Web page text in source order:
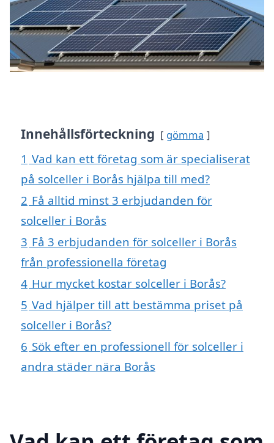
Innehållsförteckning gömma
1 Vad kan ett företag som är specialiserat
på solceller i Borås hjälpa till med?
2 Få alltid minst 3 erbjudanden för
solceller i Borås
3 Få 3 erbjudanden för solceller i Borås
från professionella företag
4 Hur mycket kostar solceller i Borås?
5 Vad hjälper till att bestämma priset på
solceller i Borås?
6 Sök efter en professionell för solceller i
andra städer nära Borås